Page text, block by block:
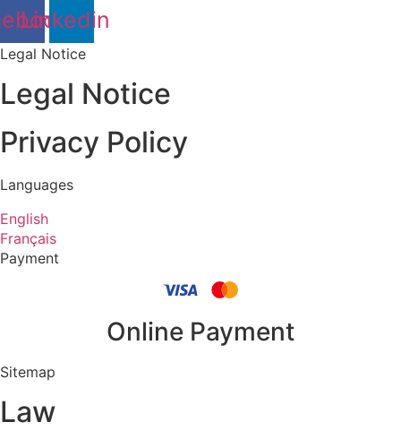
Linkedin
Legal Notice
Legal Notice
Privacy Policy
Languages
English
Français
Payment
Online Payment
Sitemap
Law